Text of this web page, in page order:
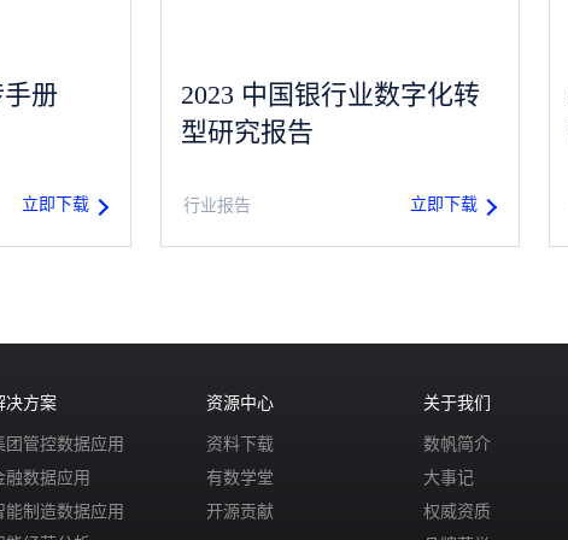
册
立即下载
2023 中国银行业数字化转
型研究报告
行业报告 立即下载
决方案
团管控数据应用
融数据应用
能制造数据应用
资源中心
资料下载
有数学堂
开源贡献
关于我们
数帆简介
大事记
权威资质